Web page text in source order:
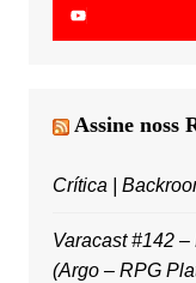
Assine noss
Crítica |
Varacast #142
(Argo – RPG